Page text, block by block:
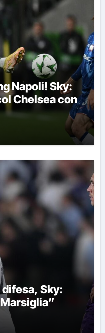
Napoli! Sky:
Chelsea con
difesa, Sky: